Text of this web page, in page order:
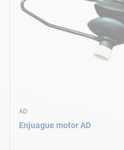
AD
Enjuague motor AD